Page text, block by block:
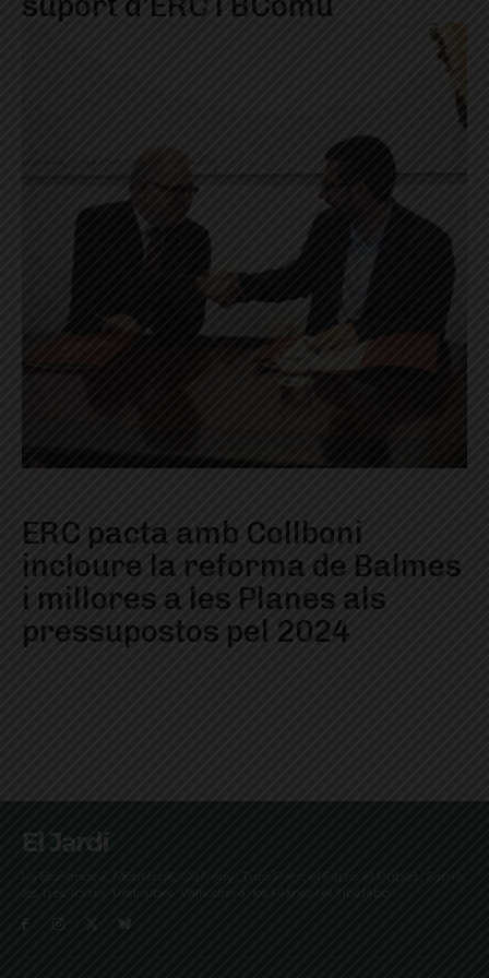
ERC pacta amb Collboni
incloure la reforma de Balmes
i millores a les Planes als
pressupostos pel 2024
El Jardí
La Bonanova, Monterols, Galvany, Turó Parc, el Farró, el Putxet, Sarrià,
les Tres Torres, Pedralbes, Vallvidrera, les Planes i el Tibidabo